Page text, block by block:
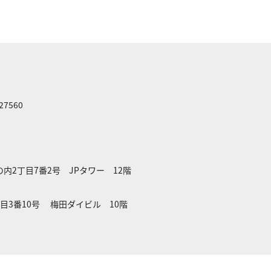
内2丁目7番2号 JPタワー 12階
3番10号 梅田ダイビル 10階